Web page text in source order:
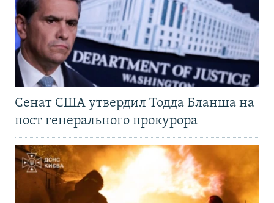
Сенат США утвердил Тодда Бланша на
пост генерального прокурора